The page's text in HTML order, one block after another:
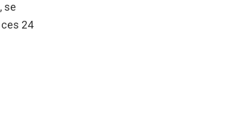
se
24